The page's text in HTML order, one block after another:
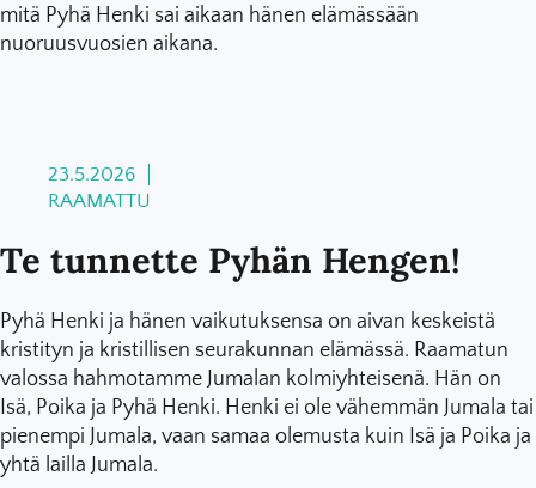
mitä Pyhä Henki sai aikaan hänen elämässään
nuoruusvuosien aikana.
23.5.2026
RAAMATTU
Te tunnette Pyhän Hengen!
Pyhä Henki ja hänen vaikutuksensa on aivan keskeistä
kristityn ja kristillisen seurakunnan elämässä. Raamatun
valossa hahmotamme Jumalan kolmiyhteisenä. Hän on
Isä, Poika ja Pyhä Henki. Henki ei ole vähemmän Jumala tai
pienempi Jumala, vaan samaa olemusta kuin Isä ja Poika ja
yhtä lailla Jumala.